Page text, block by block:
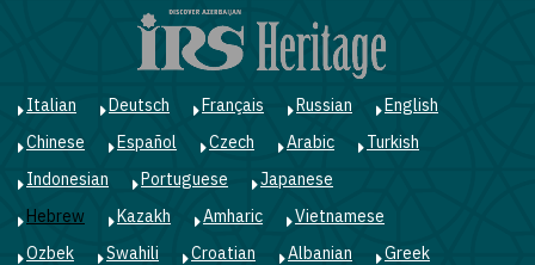
English
Russian
Français
Deutsch
Italian
Turkish
Arabic
Czech
Español
Chinese
Japanese
Portuguese
Indonesian
Vietnamese
Amharic
Kazakh
Hebrew
Greek
Albanian
Croatian
Swahili
Ozbek